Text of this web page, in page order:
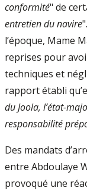
conformité" de
entretien du navire
l’époque, Mame
reprises pour
techniques et
rapport établi
du Joola, l’état-
responsabilité
Des mandats
entre Abdoulaye
provoqué une